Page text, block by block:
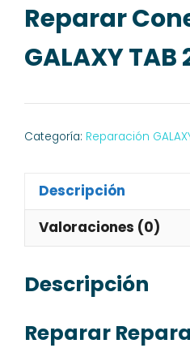
Reparar
GALAXY TAB
Categoría: Reparación
Descripción
Valoraciones (0)
Descripción
Reparar